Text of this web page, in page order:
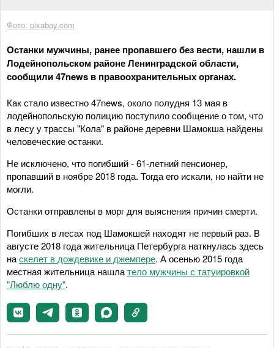
Фото: pixabay.com
Останки мужчины, ранее пропавшего без вести, нашли в
Лодейнопольском районе Ленинградской области,
сообщили 47news в правоохранительных органах.
Как стало известно 47news, около полудня 13 мая в
лодейнопольскую полицию поступило сообщение о том, что
в лесу у трассы "Кола" в районе деревни Шамокша найдены
человеческие останки.
Не исключено, что погибший - 61-летний пенсионер,
пропавший в ноябре 2018 года. Тогда его искали, но найти не
могли.
Останки отправлены в морг для выяснения причин смерти.
Погибших в лесах под Шамокшей находят не первый раз. В
августе 2018 года жительница Петербурга наткнулась здесь
наскелет в дождевике и джемпере. А осенью 2015 года
местная жительница нашлатело мужчины с татуировкой
"Люблю одну".